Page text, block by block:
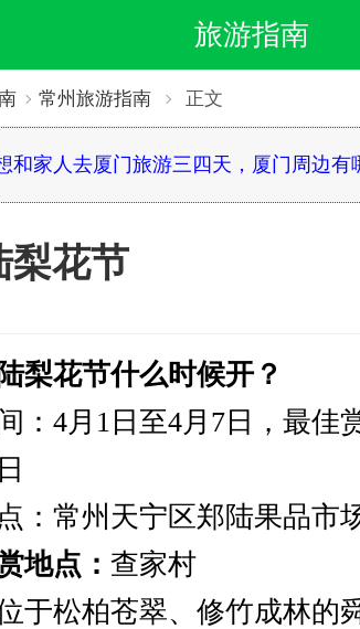
旅游指南
常州旅游指南 正文
和家人去厦门旅游三四天，厦门周边有
梨花节
梨花节什么时候开？
4月1日至4月7日，最佳
常州天宁区郑陆果品市
地点： 查家村
松柏苍翠、修竹成林的